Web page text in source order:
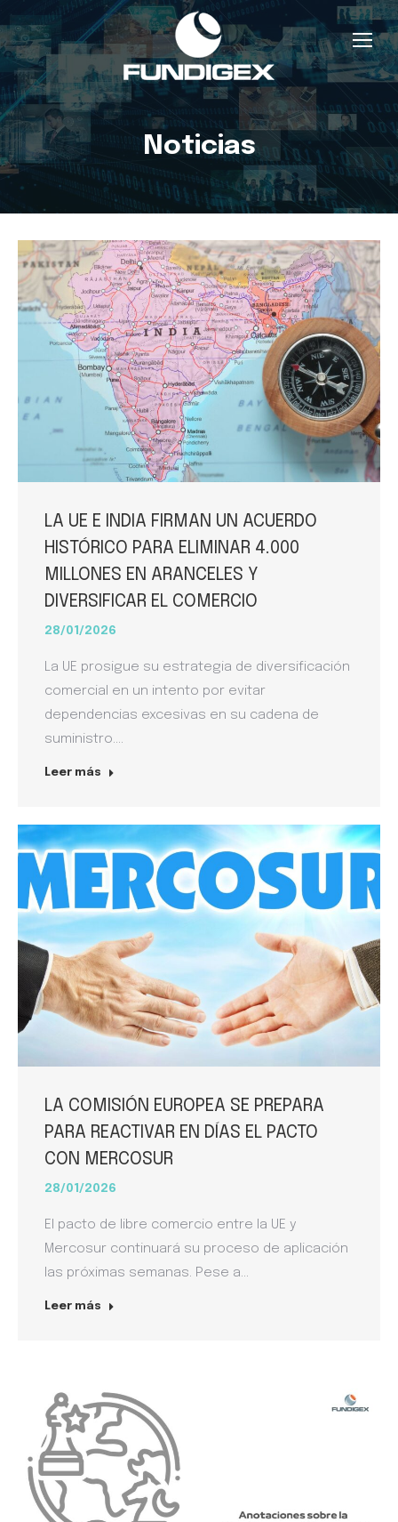
Noticias
LA UE E INDIA FIRMAN UN ACUERDO
HISTÓRICO PARA ELIMINAR 4.000
MILLONES EN ARANCELES Y
DIVERSIFICAR EL COMERCIO
28/01/2026
La UE prosigue su estrategia de diversificación
comercial en un intento por evitar
dependencias excesivas en su cadena de
suministro.…
Leer más
LA COMISIÓN EUROPEA SE PREPARA
PARA REACTIVAR EN DÍAS EL PACTO
CON MERCOSUR
28/01/2026
El pacto de libre comercio entre la UE y
Mercosur continuará su proceso de aplicación
las próximas semanas. Pese a…
Leer más